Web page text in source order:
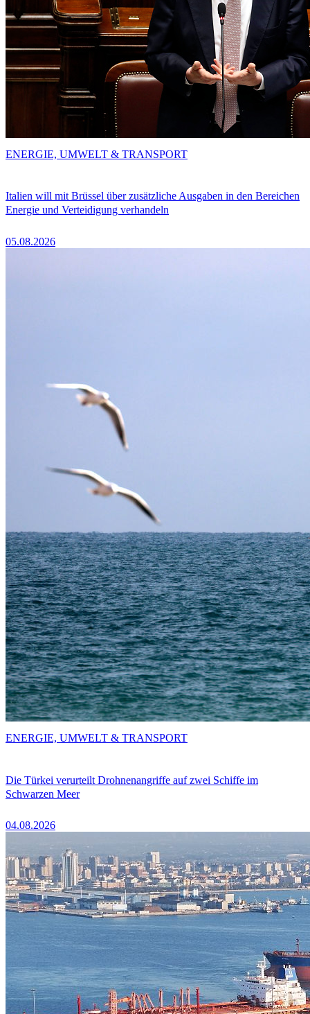
Italien will mit Brüssel über zusätzliche Ausgaben in den Bereichen
Energie und Verteidigung verhandeln
05.08.2026
ENERGIE, UMWELT & TRANSPORT
Die Türkei verurteilt Drohnenangriffe auf zwei Schiffe im
Schwarzen Meer
04.08.2026
ENERGIE, UMWELT & TRANSPORT